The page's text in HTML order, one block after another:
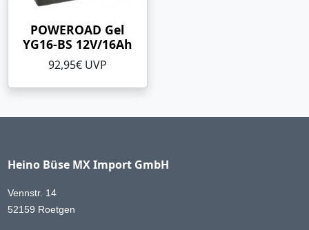
POWEROAD Gel
YG16-BS 12V/16Ah
92,95€ UVP
Heino Büse MX Import GmbH
Vennstr. 14
52159 Roetgen